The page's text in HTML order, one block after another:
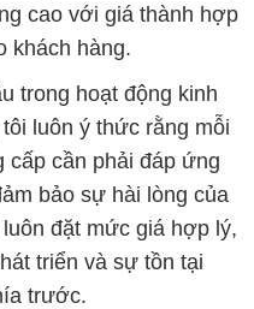
cao với giá thành hợp
khách hàng.
trong hoạt động kinh
luôn ý thức rằng mỗi
cấp cần phải đáp ứng
bảo sự hài lòng của
đặt mức giá hợp lý,
triển và sự tồn tại
trước.